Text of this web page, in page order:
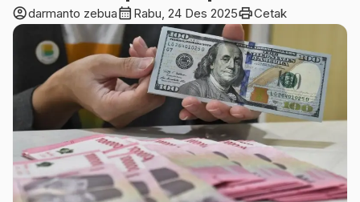
account_circledarmanto zebuacalendar_month Rabu, 24 Des 2025printCetak